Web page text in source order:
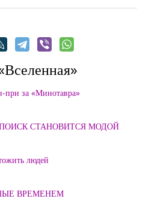
при за «Минотавра»
СТАНОВИТСЯ МОДОЙ
людей
ВРЕМЕНЕМ